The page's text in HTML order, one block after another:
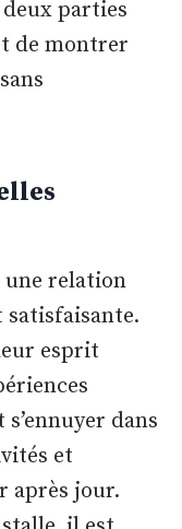
parties
de montrer
relation
satisfaisante.
esprit
dans
et
après jour.